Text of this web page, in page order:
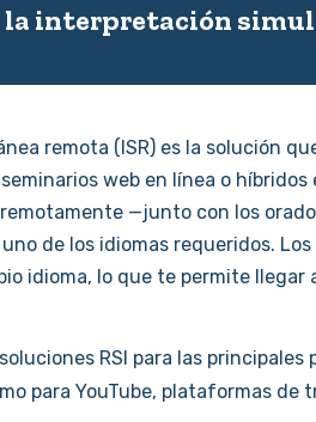
la interpretación
remota (ISR) es la solución
web en línea o híbridos
—junto con los
de los idiomas requeridos.
idioma, lo que te permite llegar
RSI para las principales
para YouTube, plataformas de